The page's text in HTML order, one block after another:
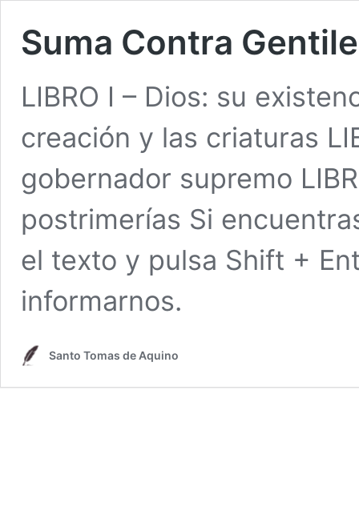
Suma Contra
LIBRO I – Dios: su
creación y las criaturas
gobernador supremo
postrimerías Si
el texto y pulsa Shift +
informarnos.
Santo Tomas de Aquino